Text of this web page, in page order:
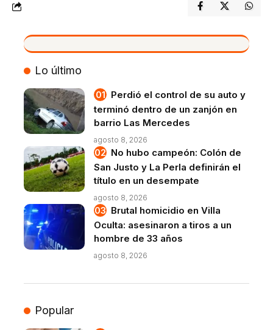
VIVO
Lo último
Perdió el control de su auto y
terminó dentro de un zanjón en
barrio Las Mercedes
agosto 8, 2026
No hubo campeón: Colón de
San Justo y La Perla definirán el
título en un desempate
agosto 8, 2026
Brutal homicidio en Villa
Oculta: asesinaron a tiros a un
hombre de 33 años
agosto 8, 2026
Popular